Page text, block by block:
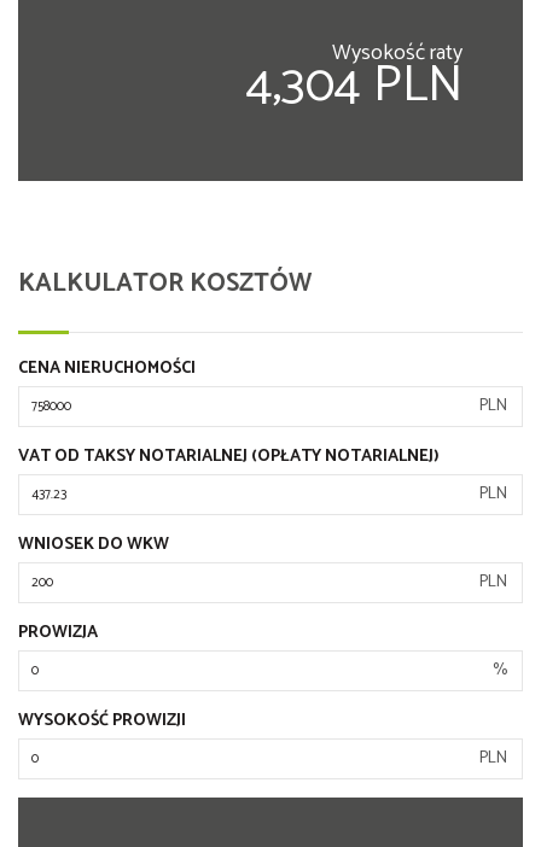
Wysokość raty
4,304 PLN
KALKULATOR KOSZTÓW
CENA NIERUCHOMOŚCI
PLN
VAT OD TAKSY NOTARIALNEJ (OPŁATY NOTARIALNEJ)
PLN
WNIOSEK DO WKW
PLN
PROWIZJA
%
WYSOKOŚĆ PROWIZJI
PLN